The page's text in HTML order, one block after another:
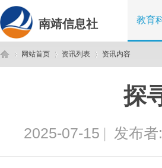
南靖信息社 教育
网站首页 资讯列表 资讯内容
探
2025-07-15 | 发布者: